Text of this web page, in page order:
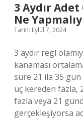
3 Aydır
Ne
Tarih: Eylül 7, 2024
3 aydır regl
kanaması
süre 21 ila 35 gün
üç kereden fazla,
fazla veya 21
gerçekleşiyorsa